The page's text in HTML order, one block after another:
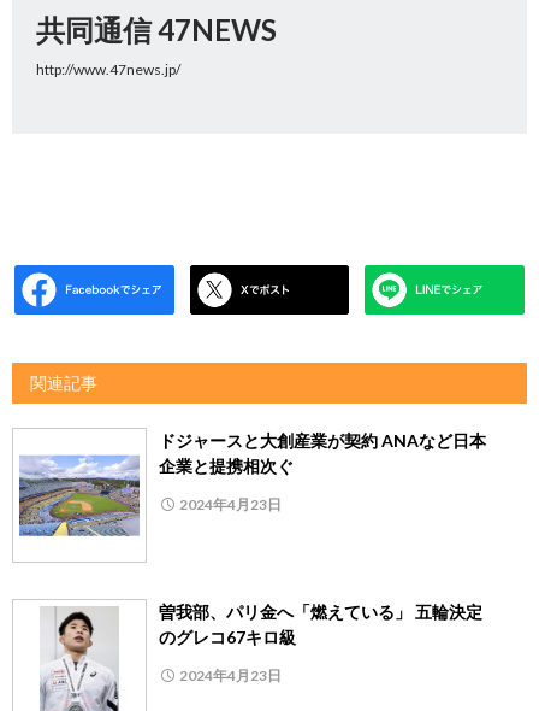
共同通信 47NEWS
http://www.47news.jp/
関連記事
ドジャースと大創産業が契約 ANAなど日本
企業と提携相次ぐ
2024年4月23日
曽我部、パリ金へ「燃えている」 五輪決定
のグレコ67キロ級
2024年4月23日